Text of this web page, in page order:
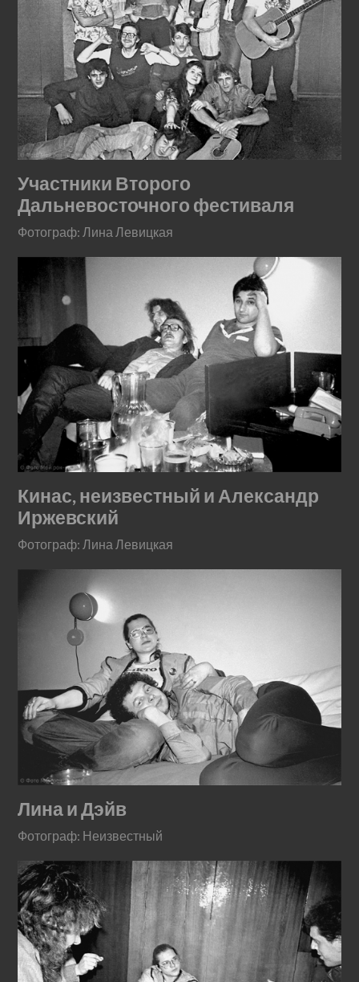
Участники Второго
Дальневосточного фестиваля
Фотограф: Лина Левицкая
Кинас, неизвестный и Александр
Иржевский
Фотограф: Лина Левицкая
Лина и Дэйв
Фотограф: Неизвестный